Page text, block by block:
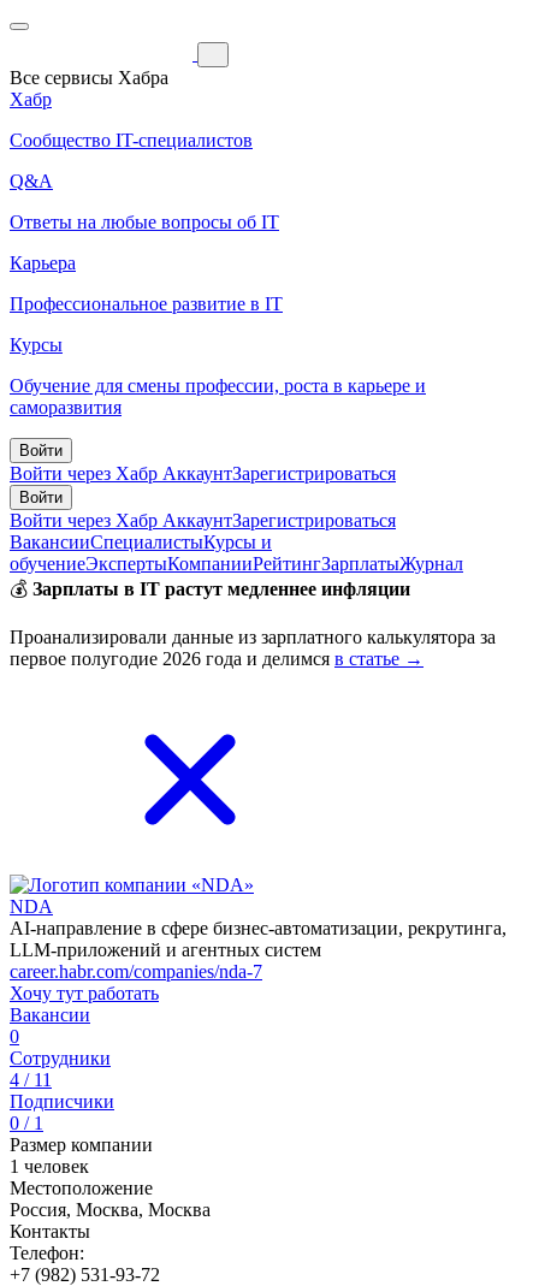
Все сервисы Хабра
Хабр
Сообщество IT-специалистов
Q&A
Ответы на любые вопросы об IT
Карьера
Профессиональное развитие в IT
Курсы
Обучение для смены профессии, роста в карьере и
саморазвития
Войти
Войти через Хабр АккаунтЗарегистрироваться
Войти
Войти через Хабр АккаунтЗарегистрироваться
ВакансииСпециалистыКурсы и
обучениеЭкспертыКомпанииРейтингЗарплатыЖурнал
💰 Зарплаты в IT растут медленнее инфляции
Проанализировали данные из зарплатного калькулятора за
первое полугодие 2026 года и делимся в статье →
NDA
AI-направление в сфере бизнес-автоматизации, рекрутинга,
LLM-приложений и агентных систем
career.habr.com/companies/nda-7
Хочу тут работать
Вакансии
0
Сотрудники
4 / 11
Подписчики
0 / 1
Размер компании
1 человек
Местоположение
Россия, Москва, Москва
Контакты
Телефон:
+7 (982) 531-93-72